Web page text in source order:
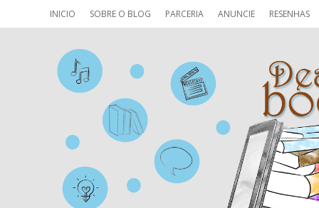
INICIO SOBRE O BLOG PARCERIA ANUNCIE RESENHAS